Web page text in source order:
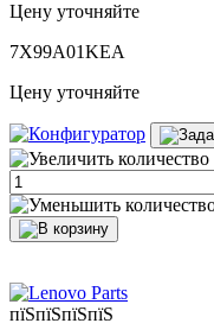
Цену уточняйте
7X99A01KEA
Цену уточняйте
пїЅпїЅпїЅпїЅ